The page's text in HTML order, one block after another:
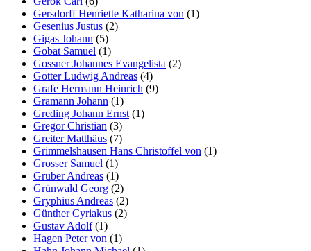
Gersdorff Henriette Katharina von (1)
Gesenius Justus (2)
Gigas Johann (5)
Gobat Samuel (1)
Gossner Johannes Evangelista (2)
Gotter Ludwig Andreas (4)
Grafe Hermann Heinrich (9)
Gramann Johann (1)
Greding Johann Ernst (1)
Gregor Christian (3)
Greiter Matthäus (7)
Grimmelshausen Hans Christoffel von (1)
Grosser Samuel (1)
Gruber Andreas (1)
Grünwald Georg (2)
Gryphius Andreas (2)
Günther Cyriakus (2)
Gustav Adolf(1)
Hagen Peter von (1)